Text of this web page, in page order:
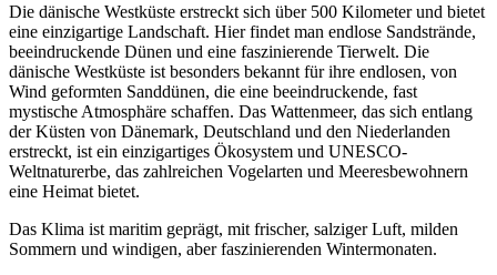
Die dänische Westküste erstreckt sich über 500 Kilometer und bietet
eine einzigartige Landschaft. Hier findet man endlose Sandstrände,
beeindruckende Dünen und eine faszinierende Tierwelt. Die
dänische Westküste ist besonders bekannt für ihre endlosen, von
Wind geformten Sanddünen, die eine beeindruckende, fast
mystische Atmosphäre schaffen. Das Wattenmeer, das sich entlang
der Küsten von Dänemark, Deutschland und den Niederlanden
erstreckt, ist ein einzigartiges Ökosystem und UNESCO-
Weltnaturerbe, das zahlreichen Vogelarten und Meeresbewohnern
eine Heimat bietet.
Das Klima ist maritim geprägt, mit frischer, salziger Luft, milden
Sommern und windigen, aber faszinierenden Wintermonaten.